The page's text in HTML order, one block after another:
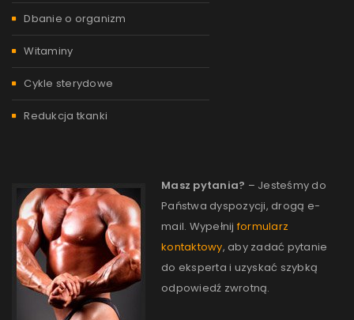
Dbanie o organizm
Witaminy
Cykle sterydowe
Redukcja tkanki
Masz pytania? – Jesteśmy do
Państwa dyspozycji, drogą e-
mail. Wypełnijformularz
kontaktowy, aby zadać pytanie
do eksperta i uzyskać szybką
odpowiedź zwrotną.